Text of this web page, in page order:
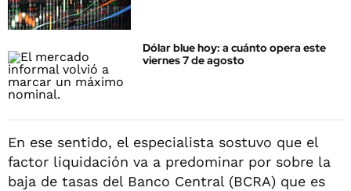
Dólar blue hoy: a cuánto opera este
viernes 7 de agosto
En ese sentido, el especialista sostuvo que el
factor liquidación va a predominar por sobre la
baja de tasas del Banco Central (BCRA) que es